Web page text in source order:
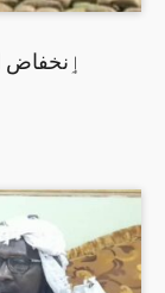
ٳنخفاض